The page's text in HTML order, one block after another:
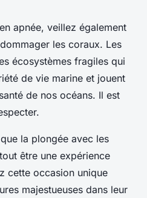
apnée, veillez également
les coraux. Les
écosystèmes fragiles qui
de vie marine et jouent
de nos océans. Il est
la plongée avec les
être une expérience
cette occasion unique
majestueuses dans leur